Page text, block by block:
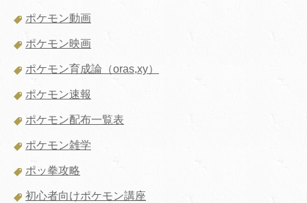
ポケモン動画
ポケモン映画
ポケモン育成論（oras,xy）
ポケモン速報
ポケモン配布一覧表
ポケモン雑学
ポッ拳攻略
初心者向けポケモン講座